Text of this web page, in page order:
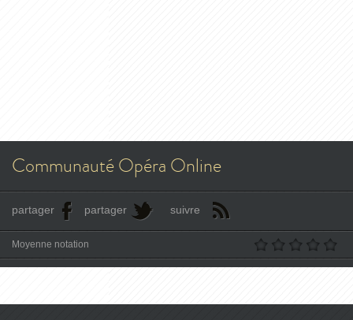
Communauté Opéra Online
partager partager suivre
Moyenne notation